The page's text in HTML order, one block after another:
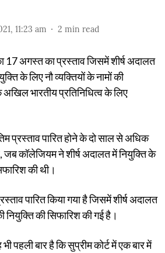
11:23 am 2 min read
17 अगस्त का प्रस्ताव जिसमें शीर्ष अदालत
के लिए नौ व्यक्तियों के नामों की
भारतीय प्रतिनिधित्व के लिए
प्रस्ताव पारित होने के दो साल से अधिक
जब कॉलेजियम ने शीर्ष अदालत में नियुक्ति के
की थी।
पारित किया गया है जिसमें शीर्ष अदालत
नियुक्ति की सिफारिश की गई है।
पहली बार है कि सुप्रीम कोर्ट में एक बार में